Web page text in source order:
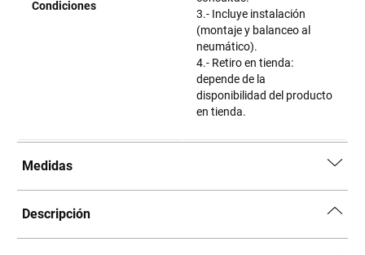
Condiciones
3.- Incluye instalación
(montaje y balanceo al
neumático).
4.- Retiro en tienda:
depende de la
disponibilidad del producto
en tienda.
Medidas
Descripción